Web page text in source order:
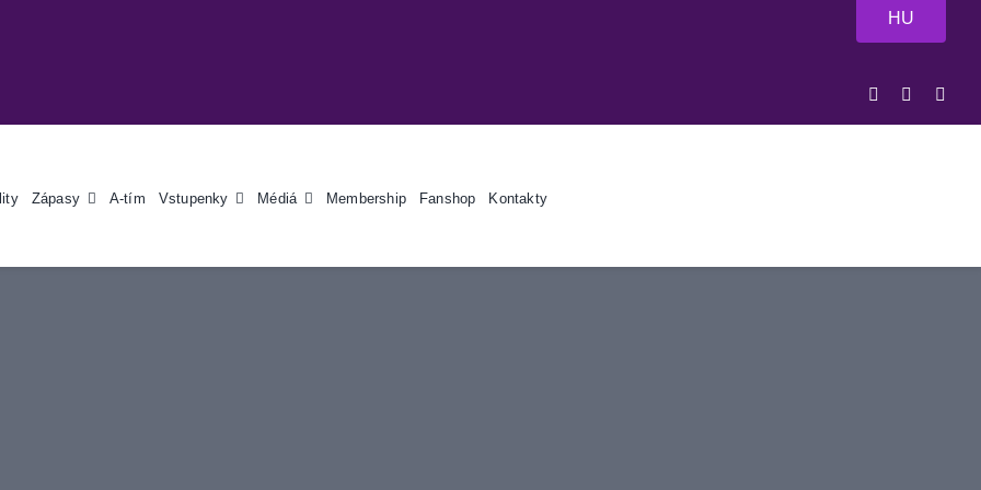
HU
Zápasy A-tím Vstupenky Médiá Membership Fanshop Kontakty